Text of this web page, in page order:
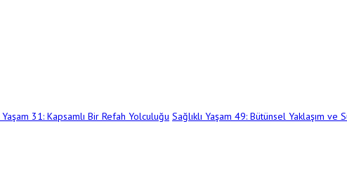
Yaşam 31: Kapsamlı Bir Refah Yolculuğu Sağlıklı Yaşam 49: Bütünsel Yaklaşım ve